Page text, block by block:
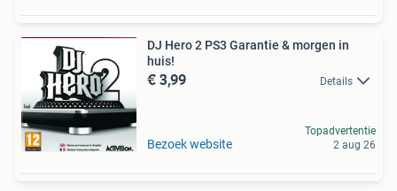
DJ Hero 2 PS3 Garantie & morgen in
huis!
€ 3,99 Details
Bezoek website
Topadvertentie
2 aug 26